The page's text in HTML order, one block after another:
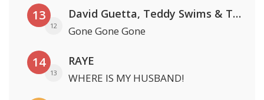
13
12
David Guetta, Teddy Swims & Tones And I
Gone Gone Gone
14
13
RAYE
WHERE IS MY HUSBAND!